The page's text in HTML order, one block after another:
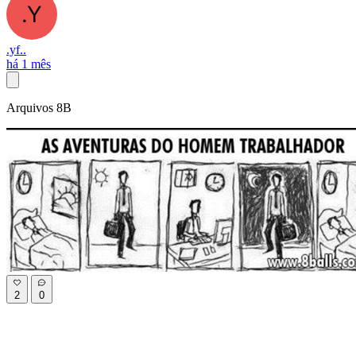
.yf..
há 1 mês
Arquivos 8B
2 0